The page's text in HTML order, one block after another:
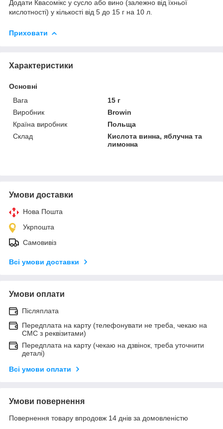
Додати Квасомікс у сусло або вино (залежно від їхньої
кислотності) у кількості від 5 до 15 г на 10 л.
Приховати
Характеристики
Основні
Вага
15 г
Виробник
Browin
Країна виробник
Польща
Склад
Кислота винна, яблучна та
лимонна
Умови доставки
Нова Пошта
Укрпошта
Самовивіз
Всі умови доставки
Умови оплати
Післяплата
Передплата на карту (телефонувати не треба, чекаю на
СМС з реквізитами)
Передплата на карту (чекаю на дзвінок, треба уточнити
деталі)
Всі умови оплати
Умови повернення
Повернення товару впродовж 14 днів за домовленістю